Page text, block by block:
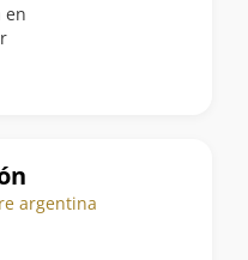
en
argentina